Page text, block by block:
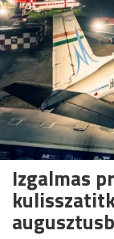
Izgalmas